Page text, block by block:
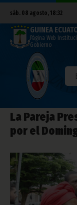
sáb. 08 agosto, 18:32
GUINEA
Página Web
Gobierno
La Pareja
por el